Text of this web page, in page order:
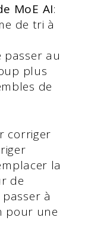
MoE AI:
de tri à
passer au
plus
de
corriger
la
de
à
pour une